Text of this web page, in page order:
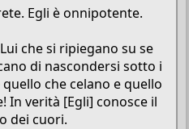
Egli è onnipotente.
che si ripiegano su se
di nascondersi sotto i
che celano e quello
In verità [Egli] conosce il
dei cuori.